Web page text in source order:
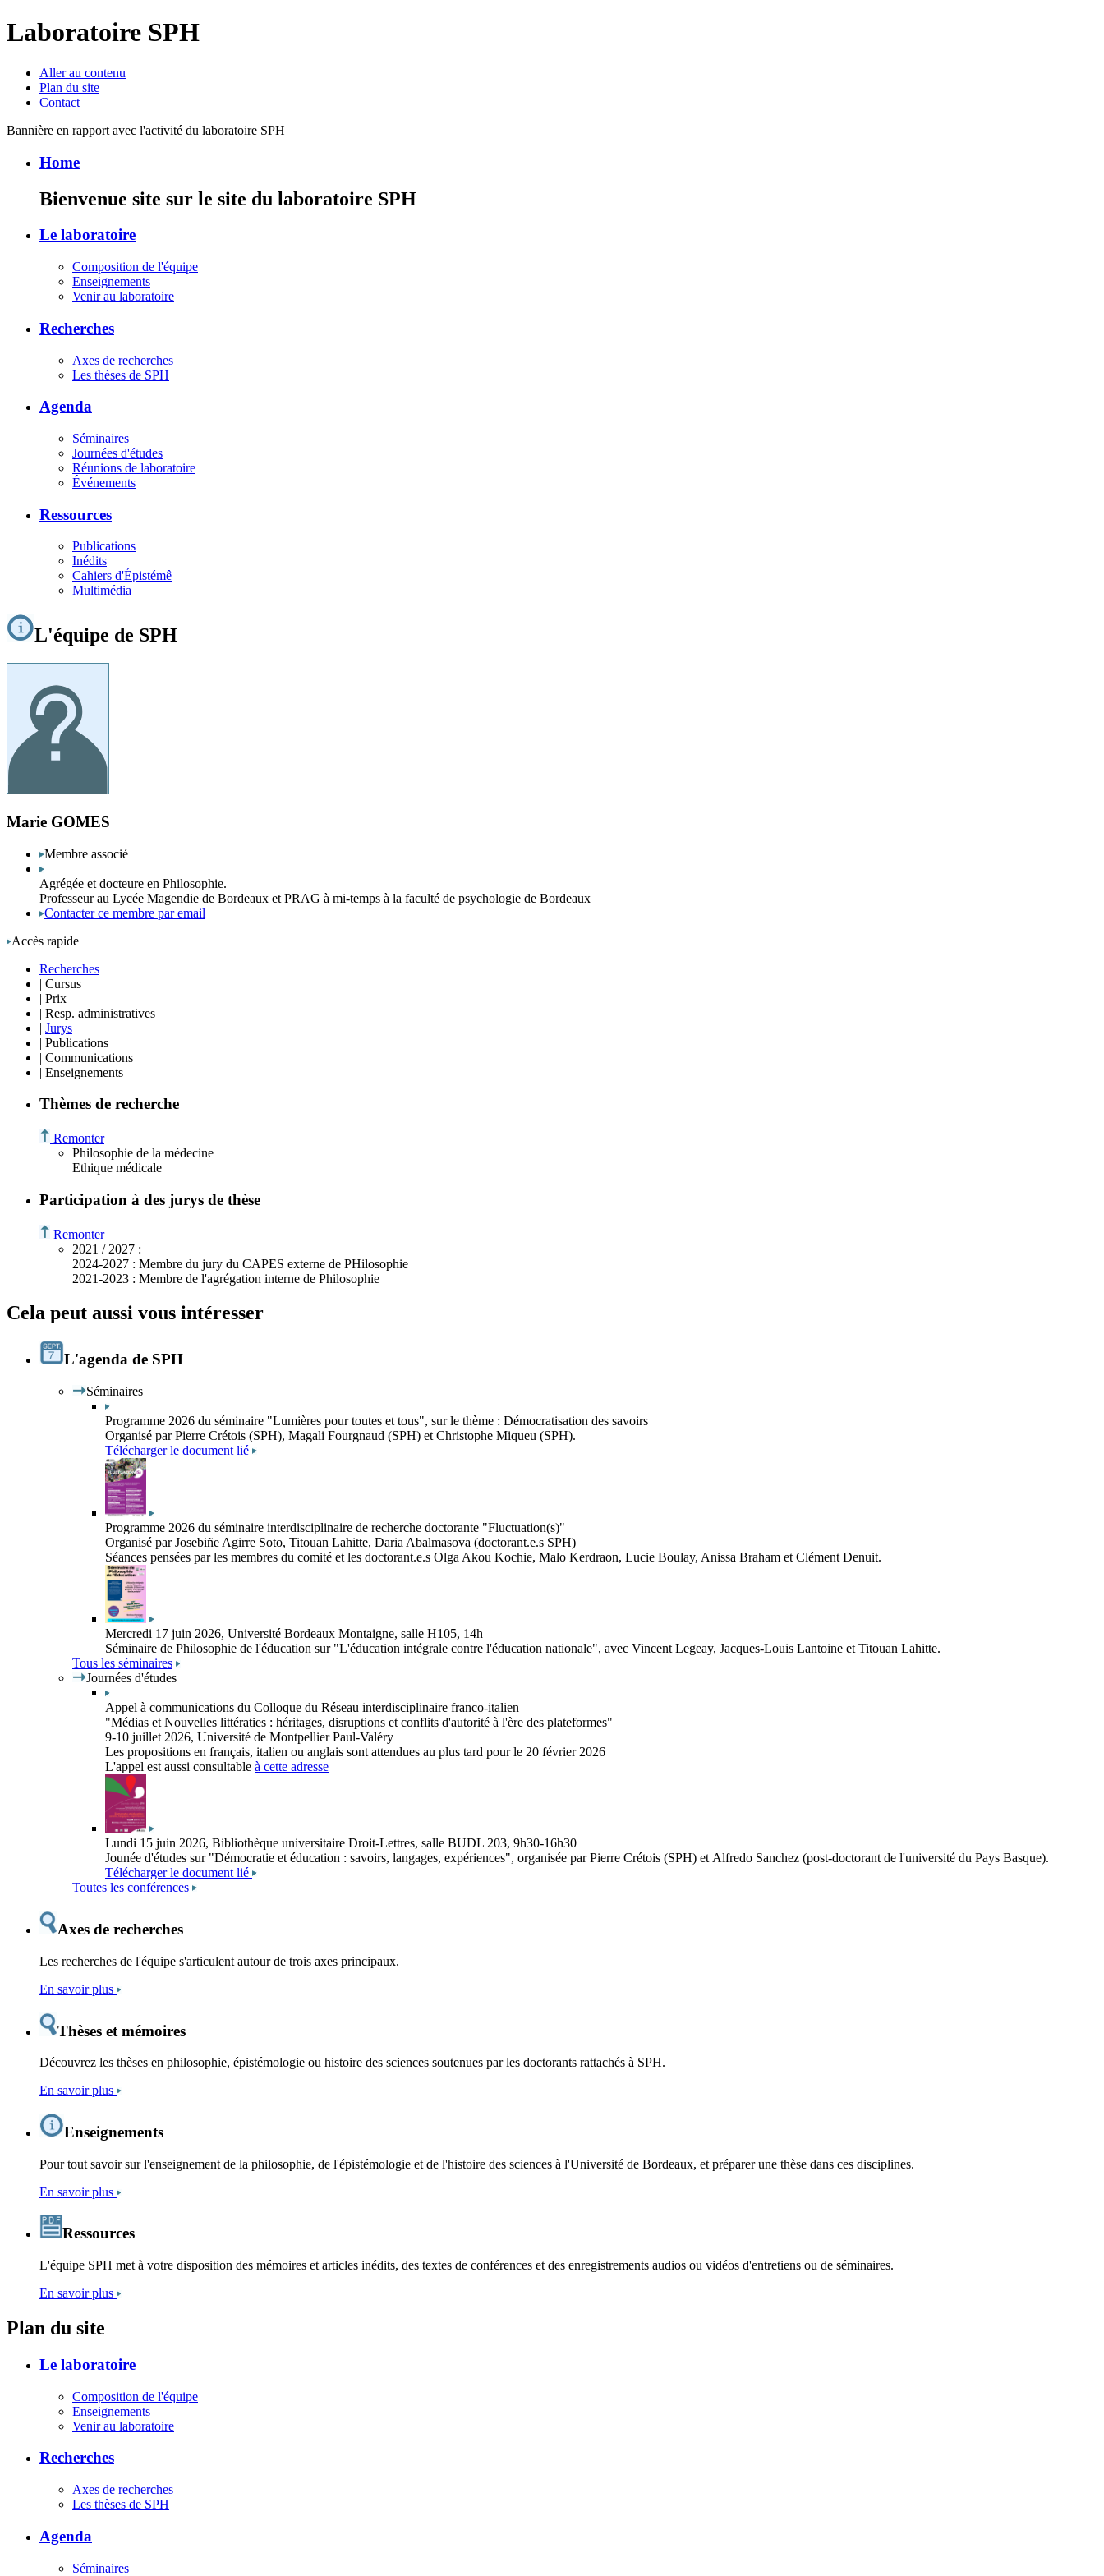
Laboratoire SPH
Aller au contenu
Plan du site
Contact
Bannière en rapport avec l'activité du laboratoire SPH
Home
Bienvenue site sur le site du laboratoire SPH
Le laboratoire
Composition de l'équipe
Enseignements
Venir au laboratoire
Recherches
Axes de recherches
Les thèses de SPH
Agenda
Séminaires
Journées d'études
Réunions de laboratoire
Événements
Ressources
Publications
Inédits
Cahiers d'Épistémê
Multimédia
L'équipe de SPH
Marie GOMES
Membre associé
Agrégée et docteure en Philosophie.
Professeur au Lycée Magendie de Bordeaux et PRAG à mi-temps à la faculté de psychologie de Bordeaux
Contacter ce membre par email
Accès rapide
Recherches
| Cursus
| Prix
| Resp. administratives
| Jurys
| Publications
| Communications
| Enseignements
Thèmes de recherche
Remonter
Philosophie de la médecine
Ethique médicale
Participation à des jurys de thèse
Remonter
2021 / 2027 :
2024-2027 : Membre du jury du CAPES externe de PHilosophie
2021-2023 : Membre de l'agrégation interne de Philosophie
Cela peut aussi vous intéresser
L'agenda de SPH
Séminaires
Programme 2026 du séminaire "Lumières pour toutes et tous", sur le thème : Démocratisation des savoirs
Organisé par Pierre Crétois (SPH), Magali Fourgnaud (SPH) et Christophe Miqueu (SPH).
Télécharger le document lié
Programme 2026 du séminaire interdisciplinaire de recherche doctorante "Fluctuation(s)"
Organisé par Josebiñe Agirre Soto, Titouan Lahitte, Daria Abalmasova (doctorant.e.s SPH)
Séances pensées par les membres du comité et les doctorant.e.s Olga Akou Kochie, Malo Kerdraon, Lucie Boulay, Anissa Braham et Clément Denuit.
Mercredi 17 juin 2026, Université Bordeaux Montaigne, salle H105, 14h
Séminaire de Philosophie de l'éducation sur "L'éducation intégrale contre l'éducation nationale", avec Vincent Legeay, Jacques-Louis Lantoine et Titouan Lahitte.
Tous les séminaires
Journées d'études
Appel à communications du Colloque du Réseau interdisciplinaire franco-italien
"Médias et Nouvelles littératies : héritages, disruptions et conflits d'autorité à l'ère des plateformes"
9-10 juillet 2026, Université de Montpellier Paul-Valéry
Les propositions en français, italien ou anglais sont attendues au plus tard pour le 20 février 2026
L'appel est aussi consultable à cette adresse
Lundi 15 juin 2026, Bibliothèque universitaire Droit-Lettres, salle BUDL 203, 9h30-16h30
Jounée d'études sur "Démocratie et éducation : savoirs, langages, expériences", organisée par Pierre Crétois (SPH) et Alfredo Sanchez (post-doctorant de l'université du Pays Basque).
Télécharger le document lié
Toutes les conférences
Axes de recherches
Les recherches de l'équipe s'articulent autour de trois axes principaux.
En savoir plus
Thèses et mémoires
Découvrez les thèses en philosophie, épistémologie ou histoire des sciences soutenues par les doctorants rattachés à SPH.
En savoir plus
Enseignements
Pour tout savoir sur l'enseignement de la philosophie, de l'épistémologie et de l'histoire des sciences à l'Université de Bordeaux, et préparer une thèse dans ces disciplines.
En savoir plus
Ressources
L'équipe SPH met à votre disposition des mémoires et articles inédits, des textes de conférences et des enregistrements audios ou vidéos d'entretiens ou de séminaires.
En savoir plus
Plan du site
Le laboratoire
Composition de l'équipe
Enseignements
Venir au laboratoire
Recherches
Axes de recherches
Les thèses de SPH
Agenda
Séminaires